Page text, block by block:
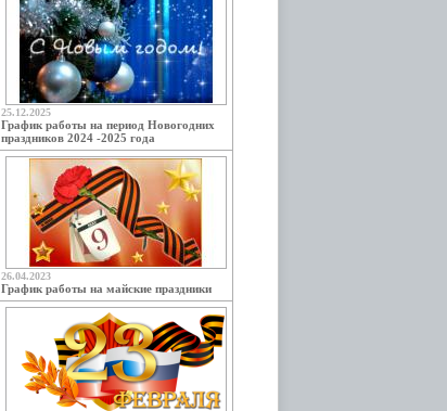
25.12.2025
График работы на период Новогодних
праздников 2024 -2025 года
26.04.2023
График работы на майские праздники